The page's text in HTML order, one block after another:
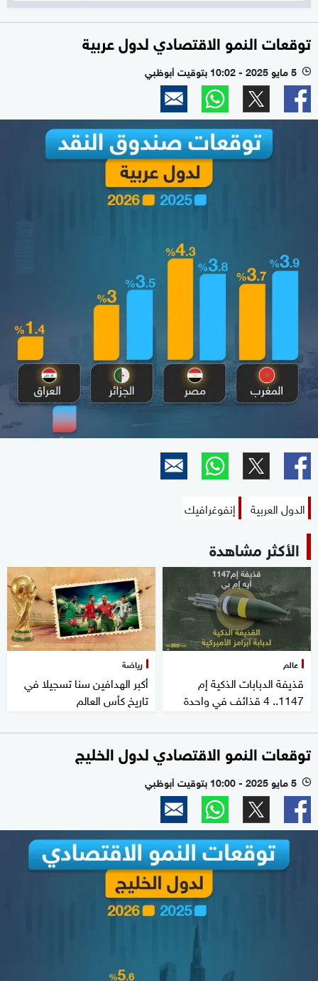
توقعات النمو الاقتصادي لدول عربية
l 5 مايو 2025 - 10:02 بتوقيت أبوظبي
الدول العربية إنفوغرافيك
الأكثر مشاهدة
عالم
قذيفة الدبابات الذكية إم
1147.. 4 قذائف في واحدة
رياضة
أكبر الهدافين سنا تسجيلا في
تاريخ كأس العالم
توقعات النمو الاقتصادي لدول الخليج
l 5 مايو 2025 - 10:00 بتوقيت أبوظبي